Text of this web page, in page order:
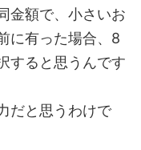
金額で、小さいお
に有った場合、8
すると思うんです
だと思うわけで